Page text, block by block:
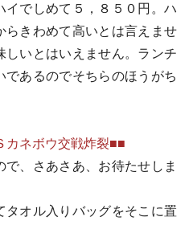
イでしめて５，８５０円。ハ
らきわめて高いとは言えませ
しいとはいえません。ランチ
あるのでそちらのほうがち
カネボウ交戦炸裂■■
、さあさあ、お待たせしま
タオル入りバッグをそこに置